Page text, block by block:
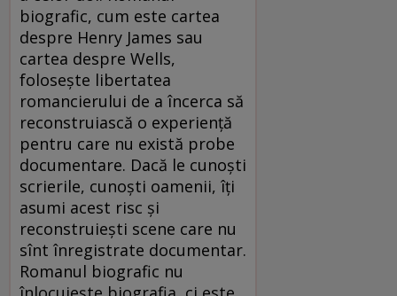
biografic, cum este cartea
despre Henry James sau
cartea despre Wells,
foloseşte libertatea
romancierului de a încerca să
reconstruiască o experienţă
pentru care nu există probe
documentare. Dacă le cunoşti
scrierile, cunoşti oamenii, îţi
asumi acest risc şi
reconstruieşti scene care nu
sînt înregistrate documentar.
Romanul biografic nu